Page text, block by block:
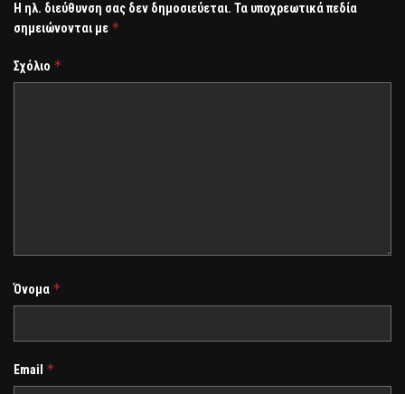
Η ηλ. διεύθυνση σας δεν δημοσιεύεται. Τα υποχρεωτικά πεδία
σημειώνονται με *
Σχόλιο *
Όνομα *
Email *